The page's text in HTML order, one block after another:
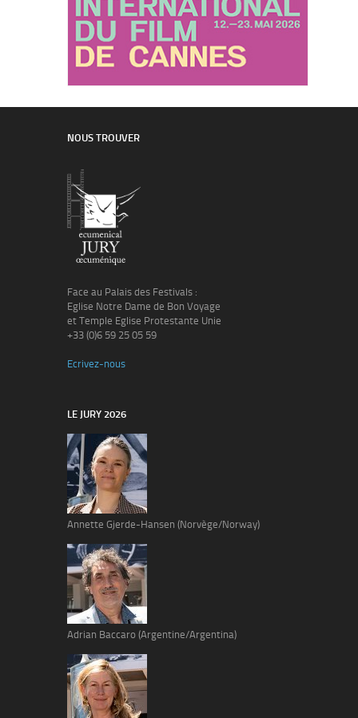
NOUS TROUVER
Face au Palais des Festivals :
Eglise Notre Dame de Bon Voyage
et Temple Eglise Protestante Unie
+33 (0)6 59 25 05 59
Ecrivez-nous
LE JURY 2026
Annette Gjerde-Hansen (Norvège/Norway)
Adrian Baccaro (Argentine/Argentina)